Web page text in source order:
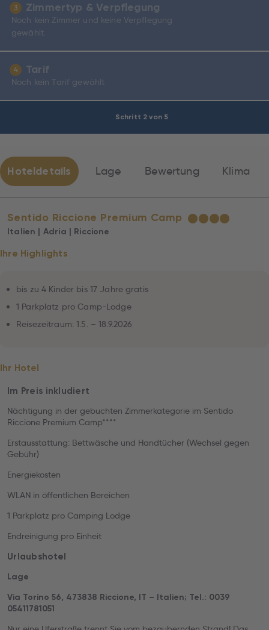
Schritt 2 von 5
3 Zimmertyp & Verpflegung
Noch kein Zimmer und keine Verpflegung
gewählt.
4 Tarif
Noch kein Tarif gewählt
Hoteldetails Lage Bewertung Klima
Sentido Riccione Premium Camp ★★★★
Italien | Adria | Riccione
Ihre Highlights
bis zu 4 Kinder bis 17 Jahre gratis
1 Parkplatz pro Camp-Lodge
Reisezeitraum: 1.5. – 18.9.2026
Ihr Hotel
Im Preis inkludiert
Nächtigung in der gebuchten Zimmerkategorie im Sentido
Riccione Premium Camp****
Erstausstattung: Bettwäsche und Handtücher (Wechsel gegen
Gebühr)
Energiekosten
WLAN in öffentlichen Bereichen
1 Parkplatz pro Camping Lodge
Endreinigung pro Einheit
Urlaubshotel
Lage
Via Torino 56, 473838 Riccione, IT – Italien; Tel.: 0039
05411781051